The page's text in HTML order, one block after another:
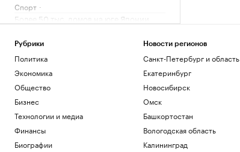
Спорт
Более 50 тыс. домов на юге Японии
Общество
NASA продлило работу «Вояджера-2»
еще на один год
Общество
Axios рассказал, как Трамп оказался в
ловушке из-за войны и памятников
Политика
✍🏻 Насколько ваш авторитет зависит от
атрибутов престижа? Проверьте себя
Рубрики
Политика
Экономика
Общество
Бизнес
Технологии и медиа
Финансы
Биографии
Новости регионов
Санкт-Петербург и область
Екатеринбург
Новосибирск
Омск
Башкортостан
Вологодская область
Калининград